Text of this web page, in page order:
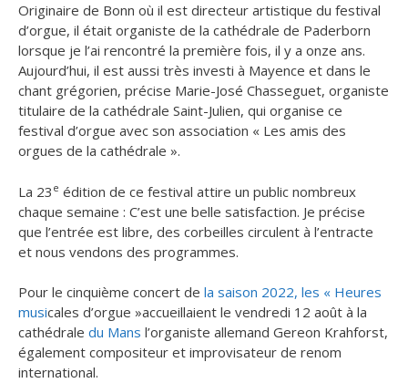
Originaire de Bonn où il est directeur artistique du festival
d’orgue, il était organiste de la cathédrale de Paderborn
lorsque je l’ai rencontré la première fois, il y a onze ans.
Aujourd’hui, il est aussi très investi à Mayence et dans le
chant grégorien​, précise Marie-José Chasseguet, organiste
titulaire de la cathédrale Saint-Julien, qui organise ce
festival d’orgue avec son association « Les amis des
orgues de la cathédrale ».
La 23 e édition de ce festival attire un public nombreux
chaque semaine : C’est une belle satisfaction. Je précise
que l’entrée est libre, des corbeilles circulent à l’entracte
et nous vendons des programmes​.
Pour le cinquième concert de la saison 2022, les « Heures
musicales d’orgue »accueillaient le vendredi 12 août à la
cathédrale du Mans l’organiste allemand Gereon Krahforst,
également compositeur et improvisateur de renom
international.